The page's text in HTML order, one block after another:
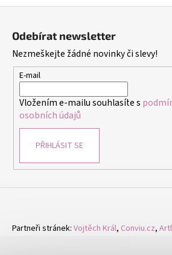
ý
s
Odebírat newsletter
Nezmeškejte žádné novinky či slevy!
E-mail
Vložením e-mailu souhlasíte s
osobních údajů
PŘIHLÁSIT SE
Partneři stránek: Vojtěch Král, Conviu.cz,